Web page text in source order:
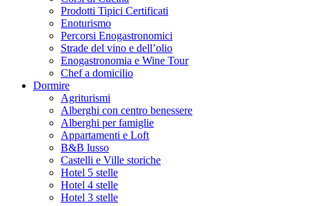
Prodotti Tipici Certificati
Enoturismo
Percorsi Enogastronomici
Strade del vino e dell’olio
Enogastronomia e Wine Tour
Chef a domicilio
Dormire
Agriturismi
Alberghi con centro benessere
Alberghi per famiglie
Appartamenti e Loft
B&B lusso
Castelli e Ville storiche
Hotel 5 stelle
Hotel 4 stelle
Hotel 3 stelle